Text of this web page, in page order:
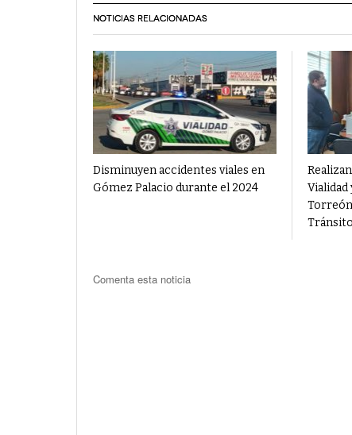
NOTICIAS RELACIONADAS
Disminuyen accidentes viales en
Gómez Palacio durante el 2024
Vialidad
Comenta esta noticia